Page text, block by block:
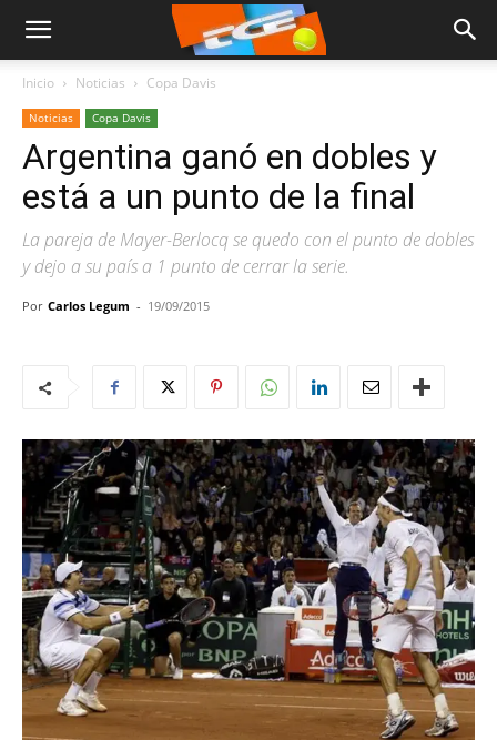
Inicio Noticias Copa Davis
Noticias Copa Davis
Argentina ganó en dobles y
está a un punto de la final
La pareja de Mayer-Berlocq se quedo con el punto de dobles
y dejo a su país a 1 punto de cerrar la serie.
Por Carlos Legum - 19/09/2015